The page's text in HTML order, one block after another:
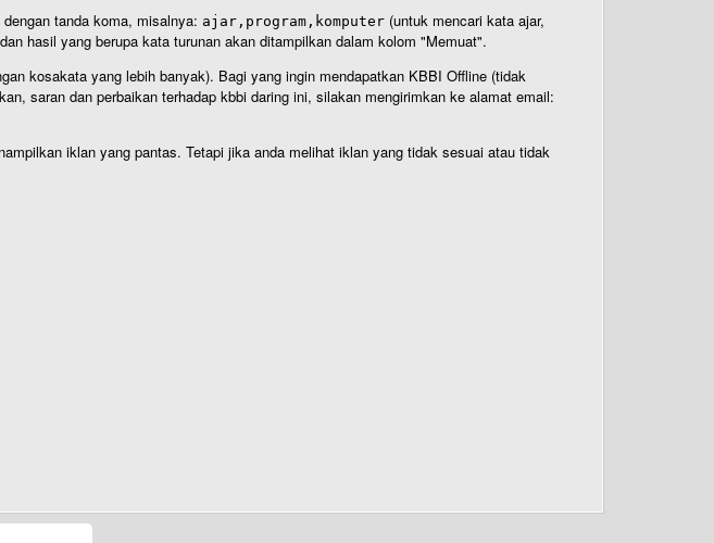
tanda koma, misalnya: ajar,program,komputer (untuk mencari kata ajar,
hasil yang berupa kata turunan akan ditampilkan dalam kolom "Memuat".
kosakata yang lebih banyak). Bagi yang ingin mendapatkan KBBI Offline (tidak
saran dan perbaikan terhadap kbbi daring ini, silakan mengirimkan ke alamat email:
iklan yang pantas. Tetapi jika anda melihat iklan yang tidak sesuai atau tidak